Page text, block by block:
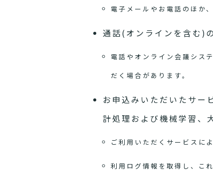
電子メールやお電話のほか
通話(オンラインを含む)
電話やオンライン会議シス
だく場合があります。
お申込みいただいたサー
計処理および機械学習、
ご利用いただくサービスに
利用ログ情報を取得し、こ